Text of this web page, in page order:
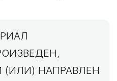
(ИЛИ) НАПРАВЛЕН